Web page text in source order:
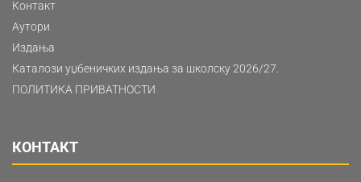
Контакт
Аутори
Издања
Каталози уџбеничких издања за школску 2026/27.
ПОЛИТИКА ПРИВАТНОСТИ
КОНТАКТ